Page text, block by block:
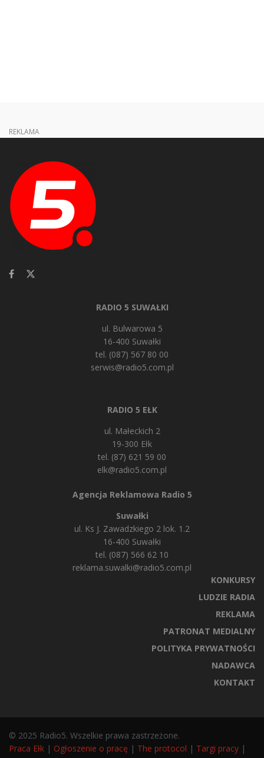
REKLAMA
RADIO 5 SUWAŁKI
ul. Bulwarowa 5
16-400 Suwałki
tel. (087) 567 80 00
serwis@radio5.com.pl
RADIO 5 EŁK
ul. Małeckich 2
19-300 Ełk
tel. (87) 621 59 00
elk@radio5.com.pl
Agencja Reklamowa Radio 5
Suwałki
ul. Ks J. Zawadzkiego 2 lok. 1.2
16-400 Suwałki
tel. (087) 566 62 10
reklama.suwalki@radio5.com.pl
KONKURSY
LUDZIE RADIA
REKLAMA
PATRONAT MEDIALNY
POLITYKA PRYWATNOŚCI
NADAWCA
KONTAKT
© 2025 Radio5. Wszelkie prawa zastrzeżone.
Praca Ełk | Ogłoszenie o pracę | The protocol | Targi pracy |